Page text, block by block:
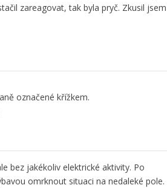
zareagovat, tak byla pryč. Zkusil jsem
označené křížkem.
bez jakékoliv elektrické aktivity. Po
omrknout situaci na nedaleké pole.